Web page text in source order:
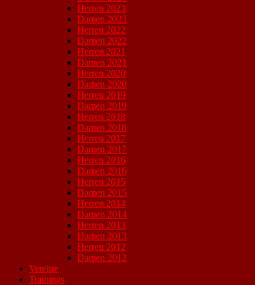
Herren 2023
Damen 2023
Herren 2022
Damen 2022
Herren 2021
Damen 2021
Herren 2020
Damen 2020
Herren 2019
Damen 2019
Herren 2018
Damen 2018
Herren 2017
Damen 2017
Herren 2016
Damen 2016
Herren 2015
Damen 2015
Herren 2014
Damen 2014
Herren 2013
Damen 2013
Herren 2012
Damen 2012
Vereine
Trainings